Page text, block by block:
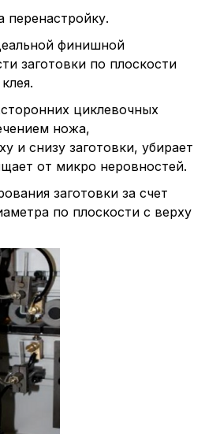
финишной
заготовки по плоскости
циклевочных
ножа,
и снизу заготовки, убирает
от микро неровностей.
заготовки за счет
по плоскости с верху